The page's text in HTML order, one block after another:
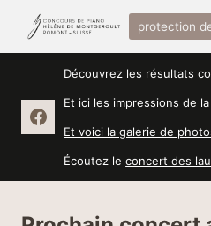
contenu
protection
Découvrez les résultats
Et ici les impressions de
Et voici la galerie de
Écoutez leconcert des